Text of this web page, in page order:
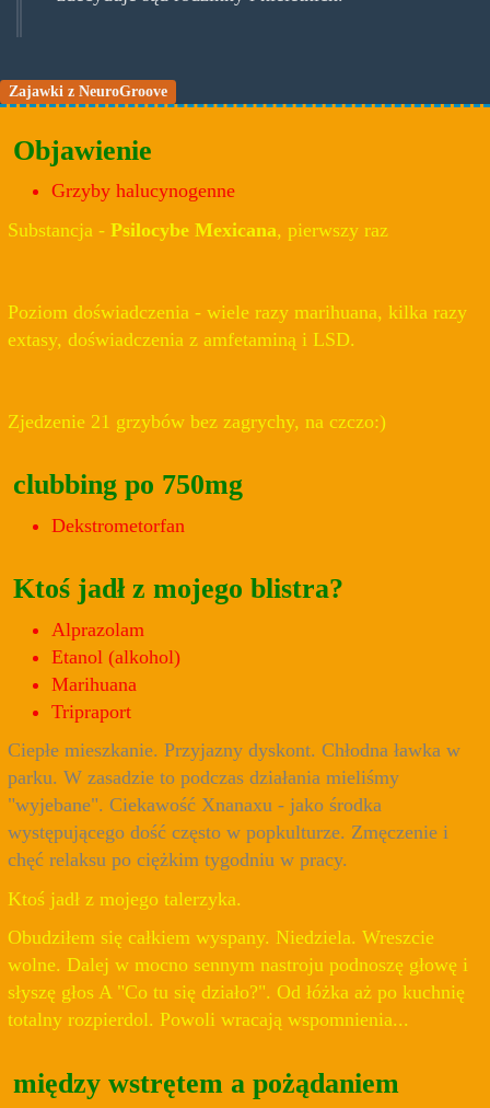
Zajawki z NeuroGroove
Objawienie
Grzyby halucynogenne
Substancja - Psilocybe Mexicana, pierwszy raz
Poziom doświadczenia - wiele razy marihuana, kilka razy
extasy, doświadczenia z amfetaminą i LSD.
Zjedzenie 21 grzybów bez zagrychy, na czczo:)
clubbing po 750mg
Dekstrometorfan
Ktoś jadł z mojego blistra?
Alprazolam
Etanol (alkohol)
Marihuana
Tripraport
Ciepłe mieszkanie. Przyjazny dyskont. Chłodna ławka w
parku. W zasadzie to podczas działania mieliśmy
"wyjebane". Ciekawość Xnanaxu - jako środka
występującego dość często w popkulturze. Zmęczenie i
chęć relaksu po ciężkim tygodniu w pracy.
Ktoś jadł z mojego talerzyka.
Obudziłem się całkiem wyspany. Niedziela. Wreszcie
wolne. Dalej w mocno sennym nastroju podnoszę głowę i
słyszę głos A "Co tu się działo?". Od łóżka aż po kuchnię
totalny rozpierdol. Powoli wracają wspomnienia...
między wstrętem a pożądaniem